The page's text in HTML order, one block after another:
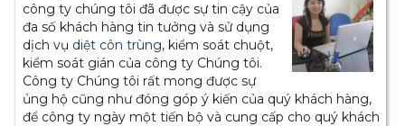
công ty chúng tôi đã được sự tin cậy của
đa số khách hàng tin tưởng và sử dụng
dịch vụ diệt côn trùng, kiểm soát chuột,
kiểm soát gián của công ty Chúng tôi.
Công ty Chúng tôi rất mong được sự
ủng hộ cũng như đóng góp ý kiến của quý khách hàng,
để công ty ngày một tiến bộ và cung cấp cho quý khách